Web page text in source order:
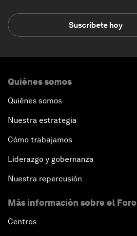
Suscríbete hoy
Quiénes somos
Quiénes somos
Nuestra estrategia
Cómo trabajamos
Liderazgo y gobernanza
Nuestra repercusión
Más información sobre el Foro
Centros